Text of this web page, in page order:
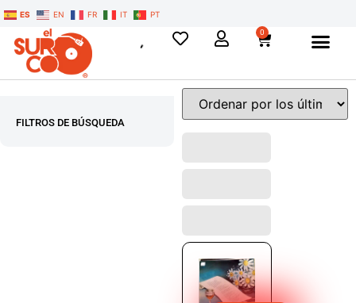
ES EN FR IT PT
0
FILTROS DE BÚSQUEDA